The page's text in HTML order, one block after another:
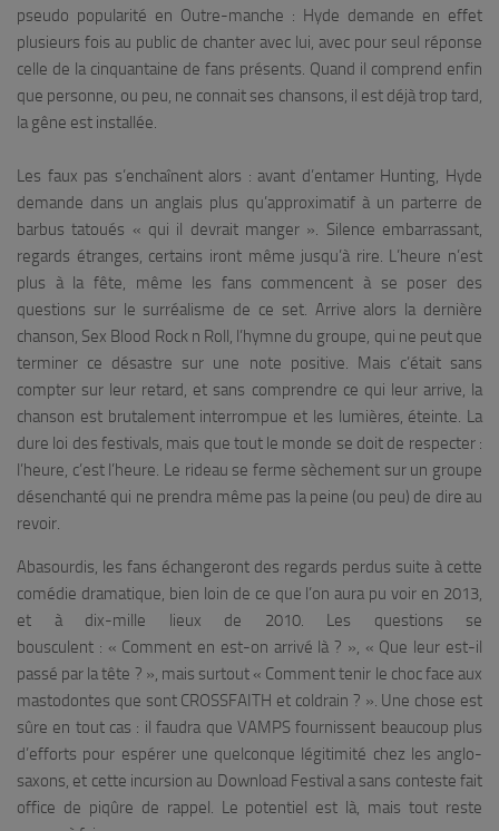
pseudo popularité en Outre-manche : Hyde demande en effet
plusieurs fois au public de chanter avec lui, avec pour seul réponse
celle de la cinquantaine de fans présents. Quand il comprend enfin
que personne, ou peu, ne connait ses chansons, il est déjà trop tard,
la gêne est installée.
Les faux pas s’enchaînent alors : avant d’entamer Hunting, Hyde
demande dans un anglais plus qu’approximatif à un parterre de
barbus tatoués « qui il devrait manger ». Silence embarrassant,
regards étranges, certains iront même jusqu’à rire. L’heure n’est
plus à la fête, même les fans commencent à se poser des
questions sur le surréalisme de ce set. Arrive alors la dernière
chanson, Sex Blood Rock n Roll, l’hymne du groupe, qui ne peut que
terminer ce désastre sur une note positive. Mais c’était sans
compter sur leur retard, et sans comprendre ce qui leur arrive, la
chanson est brutalement interrompue et les lumières, éteinte. La
dure loi des festivals, mais que tout le monde se doit de respecter :
l’heure, c’est l’heure. Le rideau se ferme sèchement sur un groupe
désenchanté qui ne prendra même pas la peine (ou peu) de dire au
revoir.
Abasourdis, les fans échangeront des regards perdus suite à cette
comédie dramatique, bien loin de ce que l’on aura pu voir en 2013,
et à dix-mille lieux de 2010. Les questions se
bousculent : « Comment en est-on arrivé là ? », « Que leur est-il
passé par la tête ? », mais surtout « Comment tenir le choc face aux
mastodontes que sont CROSSFAITH et coldrain ? ». Une chose est
sûre en tout cas : il faudra que VAMPS fournissent beaucoup plus
d’efforts pour espérer une quelconque légitimité chez les anglo-
saxons, et cette incursion au Download Festival a sans conteste fait
office de piqûre de rappel. Le potentiel est là, mais tout reste